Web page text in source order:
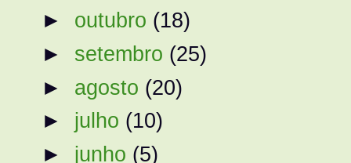
► outubro (18)
► setembro (25)
► agosto (20)
► julho (10)
► junho (5)